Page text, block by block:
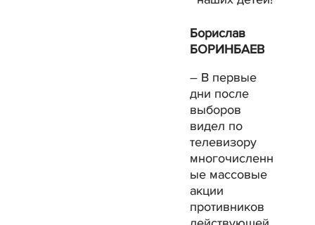
Борислав
БОРИНБАЕВ
– В первые
дни после
выборов
видел по
телевизору
многочисленн
ые массовые
акции
противников